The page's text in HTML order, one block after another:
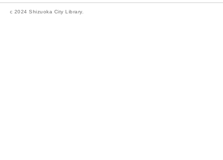
c 2024 Shizuoka City Library.